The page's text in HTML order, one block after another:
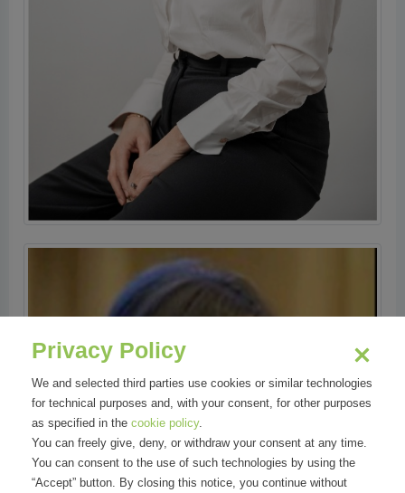
Privacy Policy
We and selected third parties use cookies or similar technologies
for technical purposes and, with your consent, for other purposes
as specified in the cookie policy.
You can freely give, deny, or withdraw your consent at any time.
You can consent to the use of such technologies by using the
“Accept” button. By closing this notice, you continue without